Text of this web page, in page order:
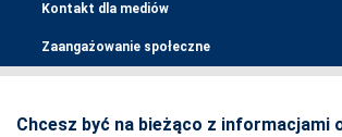
Kontakt dla mediów
Zaangażowanie społeczne
Chcesz być na bieżąco z informacjami